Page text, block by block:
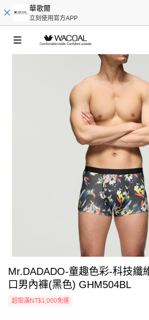
華歌爾
立刻使用官方APP
Mr.DADADO-童趣色彩-科技纖
口男內褲(黑色) GHM504BL
超取滿NT$1,000免運